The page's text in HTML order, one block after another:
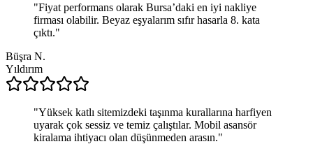
"Fiyat performans olarak Bursa’daki en iyi nakliye
firması olabilir. Beyaz eşyalarım sıfır hasarla 8. kata
çıktı."
Büşra N.
Yıldırım
"Yüksek katlı sitemizdeki taşınma kurallarına harfiyen
uyarak çok sessiz ve temiz çalıştılar. Mobil asansör
kiralama ihtiyacı olan düşünmeden arasın."